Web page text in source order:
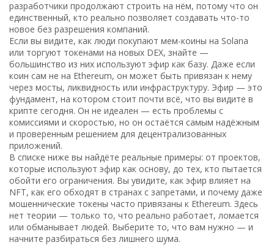
разработчики продолжают строить на нём, потому что он
единственный, кто реально позволяет создавать что-то
новое без разрешения компаний.
Если вы видите, как люди покупают мем-коины на Solana
или торгуют токенами на новых DEX, знайте —
большинство из них используют эфир как базу. Даже если
коин сам не на Ethereum, он может быть привязан к нему
через мосты, ликвидность или инфраструктуру. Эфир — это
фундамент, на котором стоит почти всё, что вы видите в
крипте сегодня. Он не идеален — есть проблемы с
комиссиями и скоростью, но он остаётся самым надёжным
и проверенным решением для децентрализованных
приложений.
В списке ниже вы найдёте реальные примеры: от проектов,
которые используют эфир как основу, до тех, кто пытается
обойти его ограничения. Вы увидите, как эфир влияет на
NFT, как его обходят в странах с запретами, и почему даже
мошеннические токены часто привязаны к Ethereum. Здесь
нет теории — только то, что реально работает, ломается
или обманывает людей. Выберите то, что вам нужно — и
начните разбираться без лишнего шума.